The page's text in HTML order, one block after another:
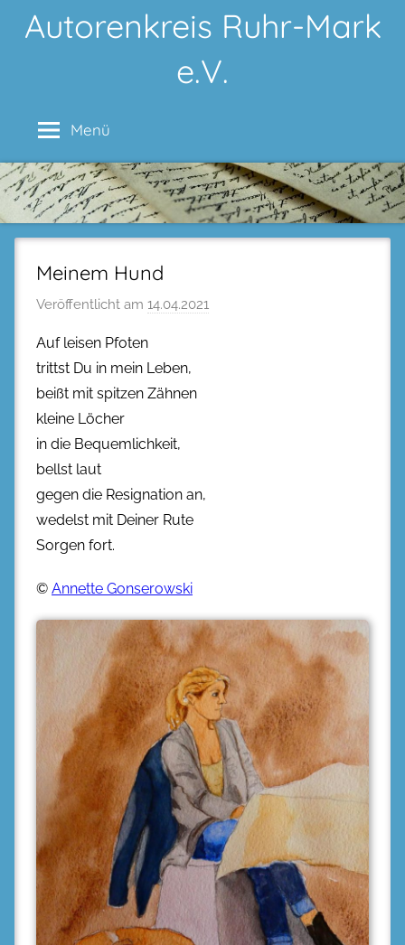
InhaltAutorenkreis Ruhr-Mark
e.V.
Menü
Meinem Hund
Veröffentlicht am 14.04.2021
Auf leisen Pfoten
trittst Du in mein Leben,
beißt mit spitzen Zähnen
kleine Löcher
in die Bequemlichkeit,
bellst laut
gegen die Resignation an,
wedelst mit Deiner Rute
Sorgen fort.
© Annette Gonserowski